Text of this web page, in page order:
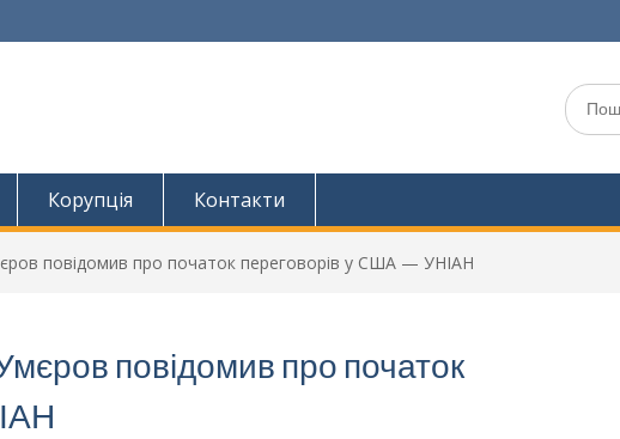
Шукати:
Корупція Контакти
повідомив про початок переговорів у США — УНІАН
повідомив про початок